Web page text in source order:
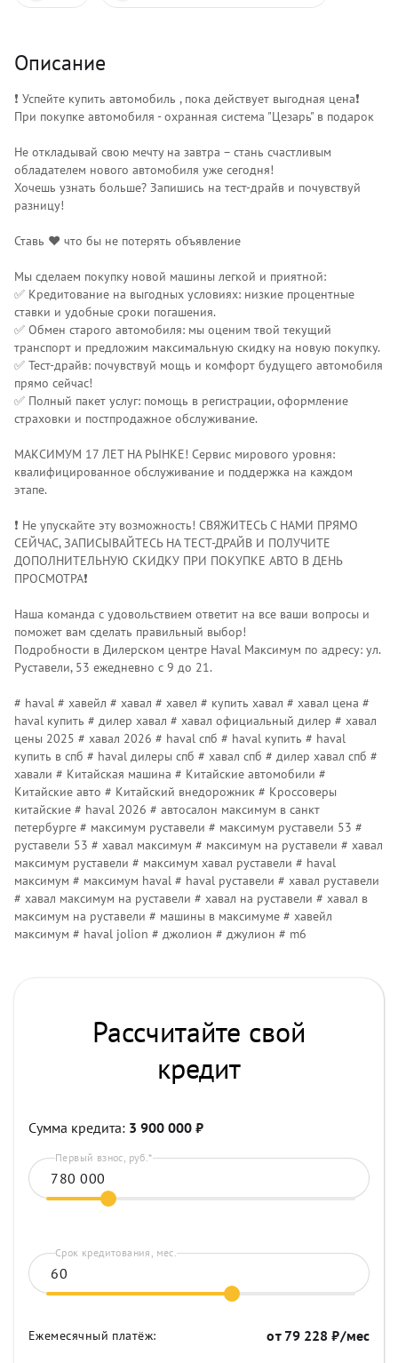
Описание
❗️ Успейте купить автомобиль , пока действует выгодная цена❗️
При покупке автомобиля - охранная система "Цезарь" в подарок
Не откладывай свою мечту на завтра – стань счастливым
обладателем нового автомобиля уже сегодня!
Хочешь узнать больше? Запишись на тест-драйв и почувствуй
разницу!
Ставь ❤️ что бы не потерять объявление
Мы сделаем покупку новой машины легкой и приятной:
✅ Кредитование на выгодных условиях: низкие процентные
ставки и удобные сроки погашения.
✅ Обмен старого автомобиля: мы оценим твой текущий
транспорт и предложим максимальную скидку на новую покупку.
✅ Тест-драйв: почувствуй мощь и комфорт будущего автомобиля
прямо сейчас!
✅ Полный пакет услуг: помощь в регистрации, оформление
страховки и постпродажное обслуживание.
МАКСИМУМ 17 ЛЕТ НА РЫНКЕ! Сервис мирового уровня:
квалифицированное обслуживание и поддержка на каждом
этапе.
❗️ Не упускайте эту возможность! СВЯЖИТЕСЬ С НАМИ ПРЯМО
СЕЙЧАС, ЗАПИСЫВАЙТЕСЬ НА ТЕСТ-ДРАЙВ И ПОЛУЧИТЕ
ДОПОЛНИТЕЛЬНУЮ СКИДКУ ПРИ ПОКУПКЕ АВТО В ДЕНЬ
ПРОСМОТРА❗️
Наша команда с удовольствием ответит на все ваши вопросы и
поможет вам сделать правильный выбор!
Подробности в Дилерском центре Наvаl Максимум по адресу: ул.
Руставели, 53 ежедневно с 9 до 21.
# haval # хавейл # хавал # хавел # купить хавал # хавал цена #
haval купить # дилер хавал # хавал официальный дилер # хавал
цены 2025 # хавал 2026 # haval спб # haval купить # haval
купить в спб # haval дилеры спб # хавал спб # дилер хавал спб #
хавали # Китайская машина # Китайские автомобили #
Китайские авто # Китайский внедорожник # Кроссоверы
китайские # haval 2026 # автосалон максимум в санкт
петербурге # максимум руставели # максимум руставели 53 #
руставели 53 # хавал максимум # максимум на руставели # хавал
максимум руставели # максимум хавал руставели # haval
максимум # максимум haval # haval руставели # хавал руставели
# хавал максимум на руставели # хавал на руставели # хавал в
максимум на руставели # машины в максимуме # хавейл
максимум # haval jolion # джолион # джулион # m6
Рассчитайте свой
кредит
Сумма кредита: 3 900 000 ₽
Первый взнос, руб.*
Срок кредитования, мес.
Ежемесячный платёж: от 79 228 ₽/мес